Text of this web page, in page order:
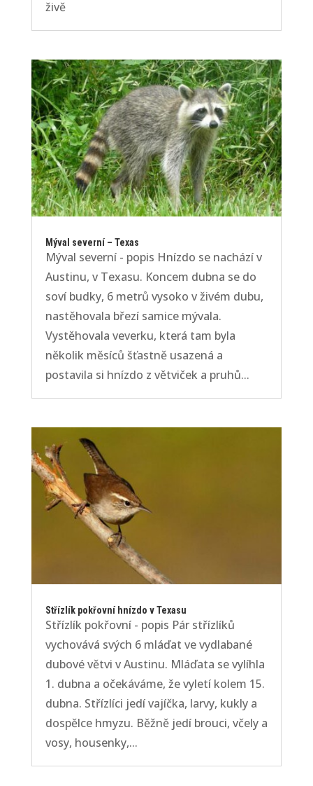
živě
Mýval severní – Texas
Mýval severní - popis Hnízdo se nachází v
Austinu, v Texasu. Koncem dubna se do
soví budky, 6 metrů vysoko v živém dubu,
nastěhovala březí samice mývala.
Vystěhovala veverku, která tam byla
několik měsíců šťastně usazená a
postavila si hnízdo z větviček a pruhů...
Střízlík pokřovní hnízdo v Texasu
Střízlík pokřovní - popis Pár střízlíků
vychovává svých 6 mláďat ve vydlabané
dubové větvi v Austinu. Mláďata se vylíhla
1. dubna a očekáváme, že vyletí kolem 15.
dubna. Střízlíci jedí vajíčka, larvy, kukly a
dospělce hmyzu. Běžně jedí brouci, včely a
vosy, housenky,...